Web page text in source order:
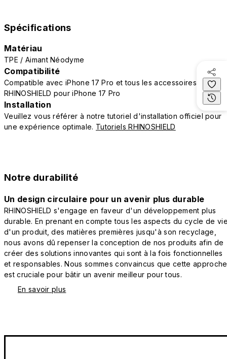
Spécifications
Matériau
TPE / Aimant Néodyme
Compatibilité
Compatible avec iPhone 17 Pro et tous les accessoires
RHINOSHIELD pour iPhone 17 Pro
Installation
Veuillez vous référer à notre tutoriel d'installation officiel pour
une expérience optimale. Tutoriels RHINOSHIELD
Notre durabilité
Un design circulaire pour un avenir plus durable
RHINOSHIELD s'engage en faveur d'un développement plus
durable. En prenant en compte tous les aspects du cycle de
d'un produit, des matières premières jusqu'à son recyclage,
nous avons dû repenser la conception de nos produits afin de
créer des solutions innovantes qui sont à la fois fonctionnelles
et responsables. Nous sommes convaincus que cette approche
est cruciale pour bâtir un avenir meilleur pour tous.
En savoir plus